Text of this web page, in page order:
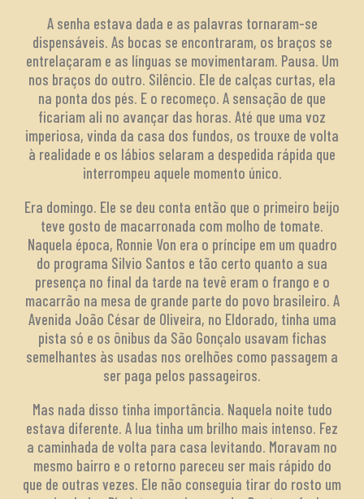
A senha estava dada e as palavras tornaram-se
dispensáveis. As bocas se encontraram, os braços se
entrelaçaram e as línguas se movimentaram. Pausa. Um
nos braços do outro. Silêncio. Ele de calças curtas, ela
na ponta dos pés. E o recomeço. A sensação de que
ficariam ali no avançar das horas. Até que uma voz
imperiosa, vinda da casa dos fundos, os trouxe de volta
à realidade e os lábios selaram a despedida rápida que
interrompeu aquele momento único.
Era domingo. Ele se deu conta então que o primeiro beijo
teve gosto de macarronada com molho de tomate.
Naquela época, Ronnie Von era o príncipe em um quadro
do programa Silvio Santos e tão certo quanto a sua
presença no final da tarde na tevê eram o frango e o
macarrão na mesa de grande parte do povo brasileiro. A
Avenida João César de Oliveira, no Eldorado, tinha uma
pista só e os ônibus da São Gonçalo usavam fichas
semelhantes às usadas nos orelhões como passagem a
ser paga pelos passageiros.
Mas nada disso tinha importância. Naquela noite tudo
estava diferente. A lua tinha um brilho mais intenso. Fez
a caminhada de volta para casa levitando. Moravam no
mesmo bairro e o retorno pareceu ser mais rápido do
que de outras vezes. Ele não conseguia tirar do rosto um